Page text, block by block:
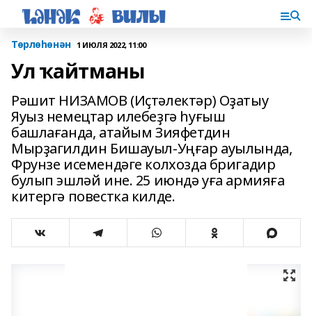
Төрлөһөнән 1 ИЮЛЯ 2022, 11:00
Ул ҡайтманы
Рәшит НИЗАМОВ (Иҫтәлектәр) Оҙатыу
Яуыз немецтар илебеҙгә һуғыш
башлағанда, атайым Зияфетдин
Мырҙагилдин Бишауыл-Уңғар ауылында,
Фрунзе исемендәге колхозда бригадир
булып эшләй ине. 25 июндә уға армияға
китергә повестка килде.